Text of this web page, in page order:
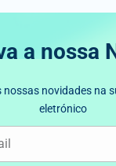
a nossa
nossas novidades na
eletrónico